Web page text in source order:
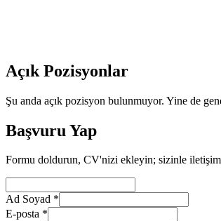
Açık Pozisyonlar
Şu anda açık pozisyon bulunmuyor. Yine de
Başvuru Yap
Formu doldurun, CV'nizi ekleyin; sizinle
Ad Soyad *
E-posta *